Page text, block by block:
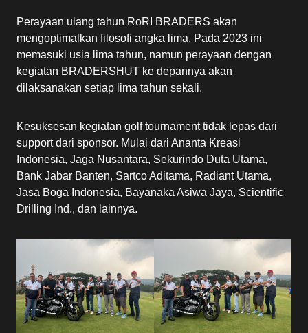
Perayaan ulang tahun RoRI BRADERS akan
mengoptimalkan filosofi angka lima. Pada 2023 ini
memasuki usia lima tahun, namun perayaan dengan
kegiatan BRADERSHUT ke depannya akan
dilaksanakan setiap lima tahun sekali.
Kesuksesan kegiatan golf tournament tidak lepas dari
support dari sponsor. Mulai dari Ananta Kreasi
Indonesia, Jaga Nusantara, Sekurindo Duta Utama,
Bank Jabar Banten, Sartco Aditama, Radiant Utama,
Jasa Boga Indonesia, Bayanaka Asiwa Jaya, Scientific
Drilling Ind., dan lainnya.